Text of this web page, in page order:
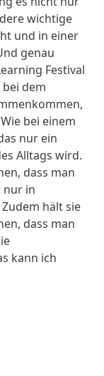
wichtige
und in einer
genau
Festival
bei dem
bei einem
nur ein
Alltags wird.
dass man
nur in
hält sie
dass man
kann ich